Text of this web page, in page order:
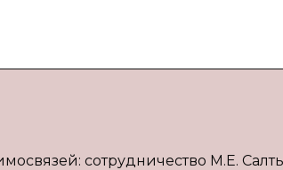
сотрудничество М.Е.